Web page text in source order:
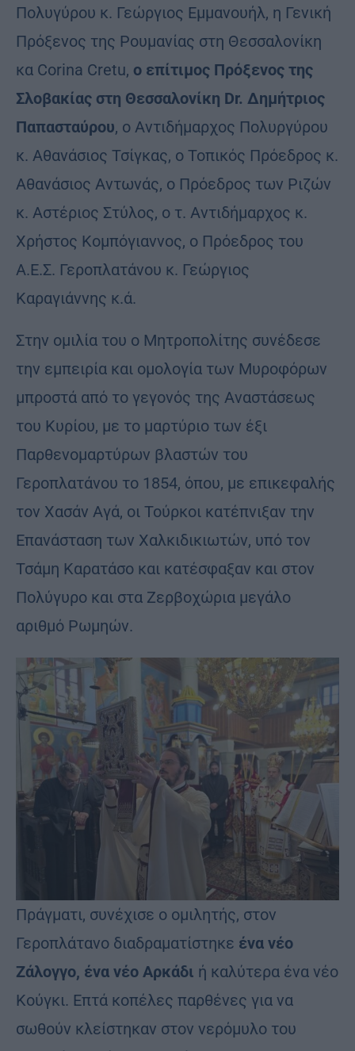
Πολυγύρου κ. Γεώργιος Εμμανουήλ, η Γενική
Πρόξενος της Ρουμανίας στη Θεσσαλονίκη
κα Corina Cretu, ο επίτιμος Πρόξενος της
Σλοβακίας στη Θεσσαλονίκη Dr. Δημήτριος
Παπασταύρου, ο Αντιδήμαρχος Πολυργύρου
κ. Αθανάσιος Τσίγκας, ο Τοπικός Πρόεδρος κ.
Αθανάσιος Αντωνάς, ο Πρόεδρος των Ριζών
κ. Αστέριος Στύλος, ο τ. Αντιδήμαρχος κ.
Χρήστος Κομπόγιαννος, ο Πρόεδρος του
Α.Ε.Σ. Γεροπλατάνου κ. Γεώργιος
Καραγιάννης κ.ά.
Στην ομιλία του ο Μητροπολίτης συνέδεσε
την εμπειρία και ομολογία των Μυροφόρων
μπροστά από το γεγονός της Αναστάσεως
του Κυρίου, με το μαρτύριο των έξι
Παρθενομαρτύρων βλαστών του
Γεροπλατάνου το 1854, όπου, με επικεφαλής
τον Χασάν Αγά, οι Τούρκοι κατέπνιξαν την
Επανάσταση των Χαλκιδικιωτών, υπό τον
Τσάμη Καρατάσο και κατέσφαξαν και στον
Πολύγυρο και στα Ζερβοχώρια μεγάλο
αριθμό Ρωμηών.
Πράγματι, συνέχισε ο ομιλητής, στον
Γεροπλάτανο διαδραματίστηκε ένα νέο
Ζάλογγο, ένα νέο Αρκάδι ή καλύτερα ένα νέο
Κούγκι. Επτά κοπέλες παρθένες για να
σωθούν κλείστηκαν στον νερόμυλο του